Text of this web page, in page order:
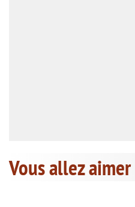
Vous allez aimer